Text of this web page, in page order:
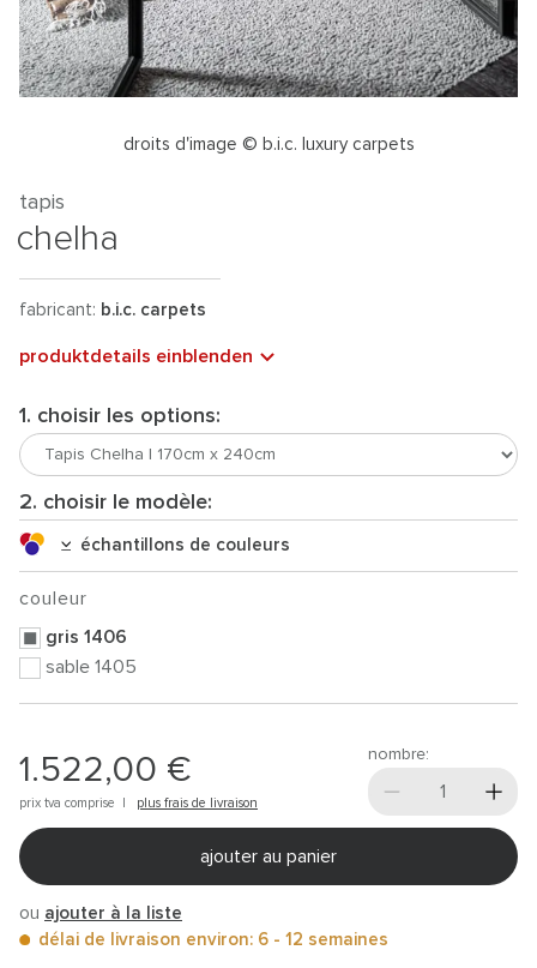
droits d'image © b.i.c. luxury carpets
tapis
chelha
fabricant: b.i.c. carpets
produktdetails einblenden
1. choisir les options:
2. choisir le modèle:
échantillons de couleurs
couleur
gris 1406
sable 1405
1.522,00 €
prix tva comprise | plus frais de livraison
nombre:
ajouter au panier
ou ajouter à la liste
délai de livraison environ: 6 - 12 semaines